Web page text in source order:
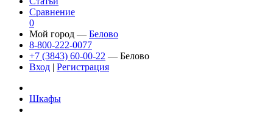
Сравнение
0
Мой город — Белово
8-800-222-0077
+7 (3843) 60-00-22 — Белово
Вход | Регистрация
Шкафы